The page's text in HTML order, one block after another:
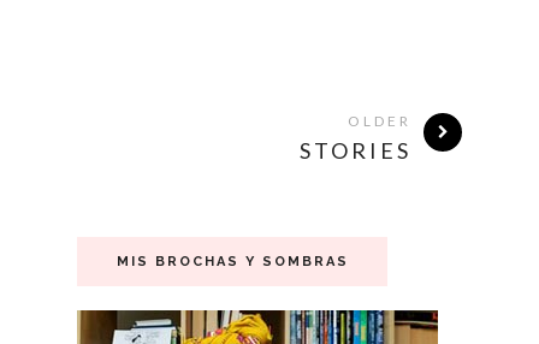
OLDER
STORIES
MIS BROCHAS Y SOMBRAS